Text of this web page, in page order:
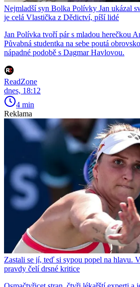
Nejmladší syn Bolka Polívky Jan ukázal
je celá Vlastička z Dědictví, píší lidé
Jan Polívka tvoří pár s mladou herečkou
Půvabná studentka na sebe poutá
nápadné podobě s Dagmar Havlovou.
ReadZone
dnes, 18:12
4 min
Reklama
Zastali se jí, teď si sypou popel na hlavu.
pravdy čelí drsné kritice